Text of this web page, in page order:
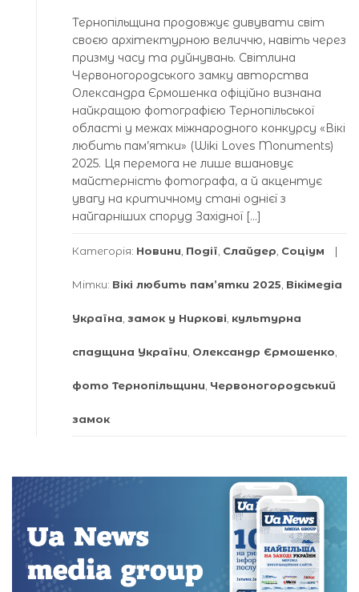
Тернопільщина продовжує дивувати світ
своєю архітектурною величчю, навіть через
призму часу та руйнувань. Світлина
Червоногородського замку авторства
Олександра Єрмошенка офіційно визнана
найкращою фотографією Тернопільської
області у межах міжнародного конкурсу «Вікі
любить пам’ятки» (Wiki Loves Monuments)
2025. Ця перемога не лише вшановує
майстерність фотографа, а й акцентує
увагу на критичному стані однієї з
найгарніших споруд Західної […]
Категорія: Новини Події Слайдер Соціум
Мітки: Вікі любить пам’ятки 2025 Вікімедіа
Україна замок у Ниркові культурна
спадщина України Олександр Єрмошенко
фото Тернопільщини Червоногородський
замок